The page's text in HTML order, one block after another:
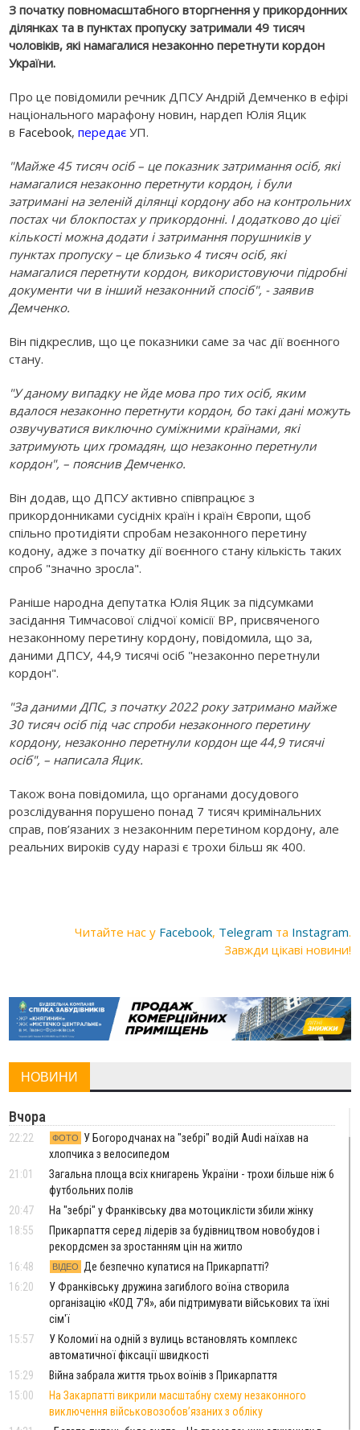
З початку повномасштабного вторгнення у прикордонних
ділянках та в пунктах пропуску затримали 49 тисяч
чоловіків, які намагалися незаконно перетнути кордон
України.
Про це повідомили речник ДПСУ Андрій Демченко в ефірі
національного марафону новин, нардеп Юлія Яцик
в Facebook,передаєУП.
"Майже 45 тисяч осіб – це показник затримання осіб, які
намагалися незаконно перетнути кордон, і були
затримані на зеленій ділянці кордону або на контрольних
постах чи блокпостах у прикордонні. І додатково до цієї
кількості можна додати і затримання порушників у
пунктах пропуску – це близько 4 тисяч осіб, які
намагалися перетнути кордон, використовуючи підробні
документи чи в інший незаконний спосіб", - заявив
Демченко.
Він підкреслив, що це показники саме за час дії воєнного
стану.
"У даному випадку не йде мова про тих осіб, яким
вдалося незаконно перетнути кордон, бо такі дані можуть
озвучуватися виключно суміжними країнами, які
затримують цих громадян, що незаконно перетнули
кордон", – пояснив Демченко.
Він додав, що ДПСУ активно співпрацює з
прикордонниками сусідніх країн і країн Європи, щоб
спільно протидіяти спробам незаконного перетину
кодону, адже з початку дії воєнного стану кількість таких
спроб "значно зросла".
Раніше народна депутатка Юлія Яцик за підсумками
засідання Тимчасової слідчої комісії ВР, присвяченого
незаконному перетину кордону, повідомила, що за,
даними ДПСУ, 44,9 тисячі осіб "незаконно перетнули
кордон".
"За даними ДПС, з початку 2022 року затримано майже
30 тисяч осіб під час спроби незаконного перетину
кордону, незаконно перетнули кордон ще 44,9 тисячі
осіб", – написала Яцик.
Також вона повідомила, що органами досудового
розслідування порушено понад 7 тисяч кримінальних
справ, пов’язаних з незаконним перетином кордону, але
реальних вироків суду наразі є трохи більш як 400.
Читайте нас у Facebook, Telegram та Instagram.
Завжди цікаві новини!
НОВИНИ
Вчора
22:22 ФОТО
У Богородчанах на "зебрі" водій Audi наїхав на
хлопчика з велосипедом
21:01
Загальна площа всіх книгарень України - трохи більше ніж 6
футбольних полів
20:47
На "зебрі" у Франківську два мотоциклісти збили жінку
18:55
Прикарпаття серед лідерів за будівництвом новобудов і
рекордсмен за зростанням цін на житло
16:48
ВІДЕО
Де безпечно купатися на Прикарпатті?
16:20
У Франківську дружина загиблого воїна створила
організацію «КОД 7'Я», аби підтримувати військових та їхні
сім'ї
15:57
У Коломиї на одній з вулиць встановлять комплекс
автоматичної фіксації швидкості
15:29
Війна забрала життя трьох воїнів з Прикарпаття
15:00
На Закарпатті викрили масштабну схему незаконного
виключення військовозобов’язаних з обліку